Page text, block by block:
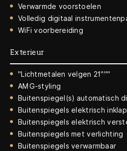
Verwarmde voorstoelen
Volledig digitaal
WiFi voorbereiding
Exterieur
"Lichtmetalen velgen 21"""
AMG-styling
Buitenspiegel(s) automatisch
Buitenspiegels elektrisch
Buitenspiegels elektrisch
Buitenspiegels met verlichting
Buitenspiegels verwarmbaar